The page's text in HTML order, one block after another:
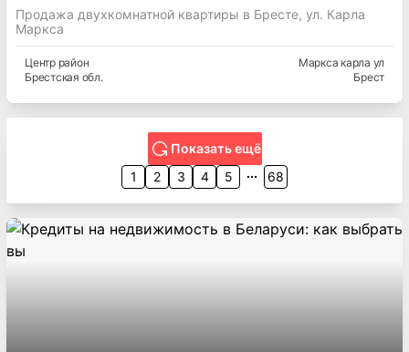
Продажа двухкомнатной квартиры в Бресте, ул. Карла
Маркса
Центррайон
Брестская обл.
Маркса карла ул
Брест
Показать ещё
1
2 3 4 5 68